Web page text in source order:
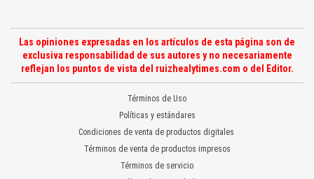
Las opiniones expresadas en los artículos de esta página son de
exclusiva responsabilidad de sus autores y no necesariamente
reflejan los puntos de vista del ruizhealytimes.com o del Editor.
Términos de Uso
Políticas y estándares
Condiciones de venta de productos digitales
Términos de venta de productos impresos
Términos de servicio